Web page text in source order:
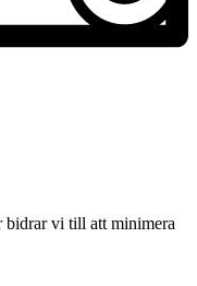
bidrar vi till att minimera